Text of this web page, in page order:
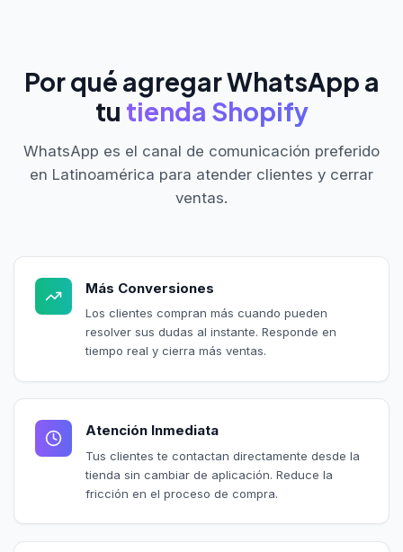
Por qué agregar WhatsApp a
tu tienda Shopify
WhatsApp es el canal de comunicación preferido
en Latinoamérica para atender clientes y cerrar
ventas.
Más Conversiones
Los clientes compran más cuando pueden
resolver sus dudas al instante. Responde en
tiempo real y cierra más ventas.
Atención Inmediata
Tus clientes te contactan directamente desde la
tienda sin cambiar de aplicación. Reduce la
fricción en el proceso de compra.